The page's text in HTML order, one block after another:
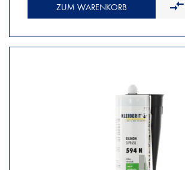
ZUM WARENKORB